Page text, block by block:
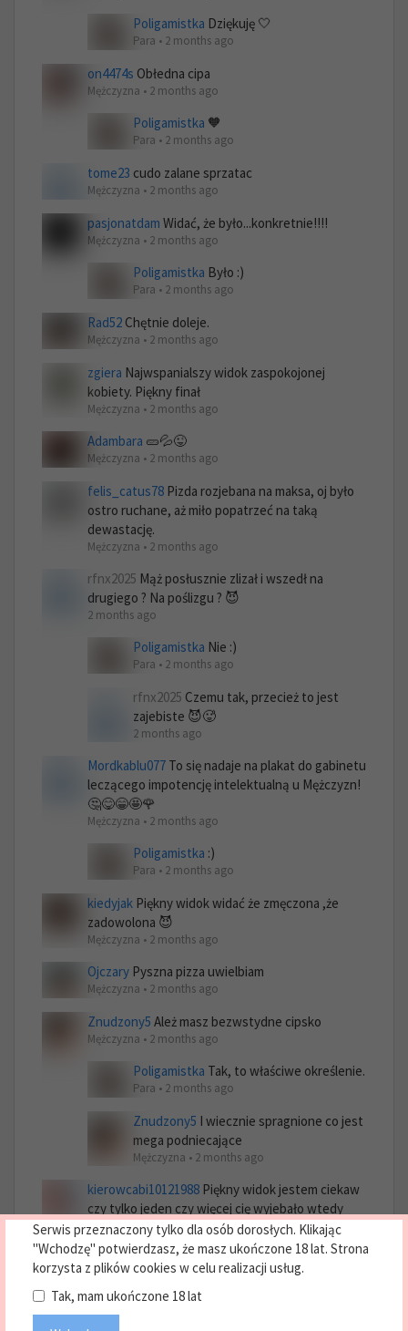
Poligamistka Dziękuję 🤍
Para • 2 months ago
on4474s Obłedna cipa
Mężczyzna • 2 months ago
Poligamistka 🧡
Para • 2 months ago
tome23 cudo zalane sprzatac
Mężczyzna • 2 months ago
pasjonatdam Widać, że było...konkretnie!!!!
Mężczyzna • 2 months ago
Poligamistka Było :)
Para • 2 months ago
Rad52 Chętnie doleje.
Mężczyzna • 2 months ago
zgiera Najwspanialszy widok zaspokojonej
kobiety. Piękny finał
Mężczyzna • 2 months ago
Adambara 🥒💦😜
Mężczyzna • 2 months ago
felis_catus78 Pizda rozjebana na maksa, oj było
ostro ruchane, aż miło popatrzeć na taką
dewastację.
Mężczyzna • 2 months ago
rfnx2025 Mąż posłusznie zlizał i wszedł na
drugiego ? Na poślizgu ? 😈
2 months ago
Poligamistka Nie :)
Para • 2 months ago
rfnx2025 Czemu tak, przecież to jest
zajebiste 😈🥵
2 months ago
Mordkablu077 To się nadaje na plakat do gabinetu
leczącego impotencję intelektualną u Mężczyzn!
🤔😋😁🤩🌹
Mężczyzna • 2 months ago
Poligamistka :)
Para • 2 months ago
kiedyjak Piękny widok widać że zmęczona ,że
zadowolona 😈
Mężczyzna • 2 months ago
Ojczary Pyszna pizza uwielbiam
Mężczyzna • 2 months ago
Znudzony5 Ależ masz bezwstydne cipsko
Mężczyzna • 2 months ago
Poligamistka Tak, to właściwe określenie.
Para • 2 months ago
Znudzony5 I wiecznie spragnione co jest
mega podniecające
Mężczyzna • 2 months ago
kierowcabi10121988 Piękny widok jestem ciekaw
czy tylko jeden czy więcej cię wyjebało wtedy
Para • 1 month ago
ArturnylonMogę wylizać?
1 month ago
Serwis przeznaczony tylko dla osób dorosłych. Klikając
"Wchodzę" potwierdzasz, że masz ukończone 18 lat. Strona
korzysta z plików cookies w celu realizacji usług.
Tak, mam ukończone 18 lat